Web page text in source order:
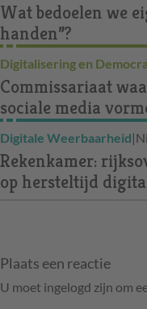
Wat bedoelen we
handen”?
Digitalisering en
Commissariaat
sociale media
Digitale Weerbaarheid|
Rekenkamer:
op hersteltijd
Plaats een reactie
U moet ingelogd zijn om